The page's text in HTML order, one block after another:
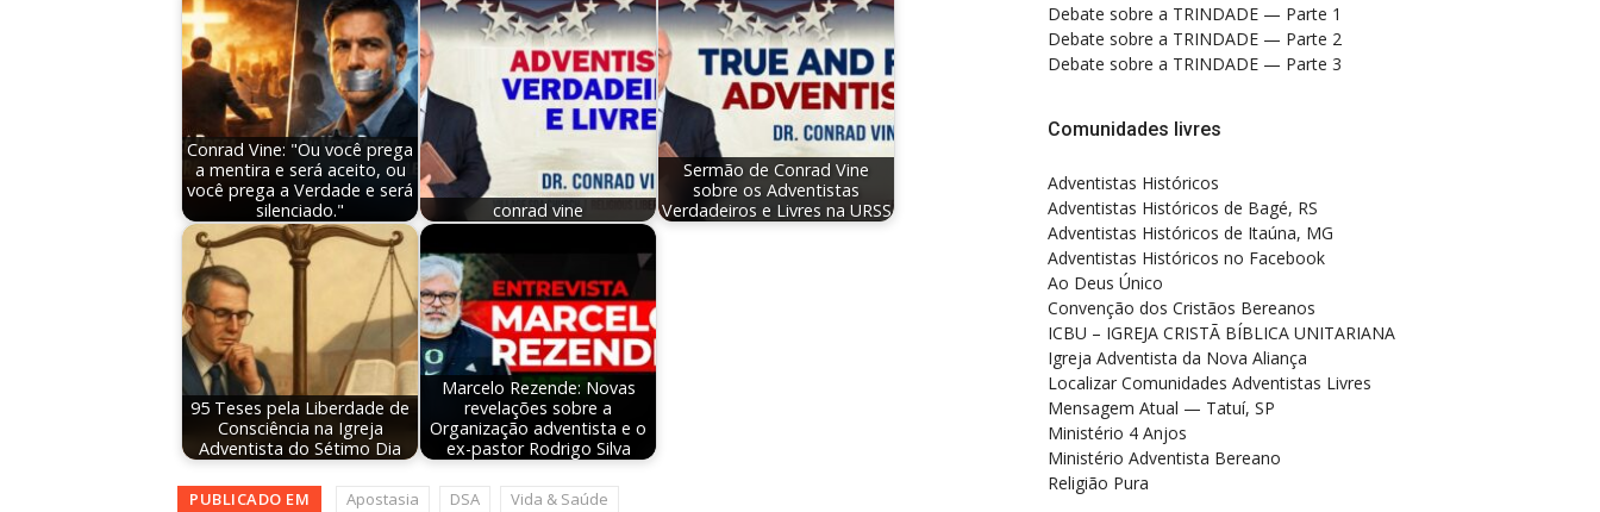
Conrad Vine: "Ou você prega
a mentira e será aceito, ou
você prega a Verdade e será
silenciado."
conrad vine
Sermão de Conrad Vine
sobre os Adventistas
Verdadeiros e Livres na URSS
95 Teses pela Liberdade de
Consciência na Igreja
Adventista do Sétimo Dia
Marcelo Rezende: Novas
revelações sobre a
Organização adventista e o
ex-pastor Rodrigo Silva
PUBLICADO EM Apostasia DSA Vida & Saúde
Debate sobre a TRINDADE — Parte 1
Debate sobre a TRINDADE — Parte 2
Debate sobre a TRINDADE — Parte 3
Comunidades livres
Adventistas Históricos
Adventistas Históricos de Bagé, RS
Adventistas Históricos de Itaúna, MG
Adventistas Históricos no Facebook
Ao Deus Único
Convenção dos Cristãos Bereanos
ICBU – IGREJA CRISTÃ BÍBLICA UNITARIANA
Igreja Adventista da Nova Aliança
Localizar Comunidades Adventistas Livres
Mensagem Atual — Tatuí, SP
Ministério 4 Anjos
Ministério Adventista Bereano
Religião Pura